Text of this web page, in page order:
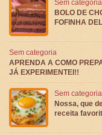
Sem categoria
BOLO DE
FOFINHA
Sem categoria
APRENDA A COMO
JÁ EXPERIMENTEI!!
Sem categoria
Nossa, que
receita